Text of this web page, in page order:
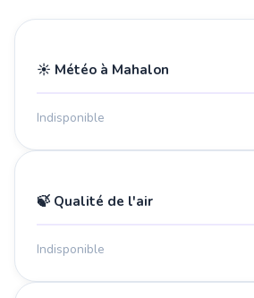
☀️ Météo à Mahalon
Indisponible
🍃 Qualité de l'air
Indisponible